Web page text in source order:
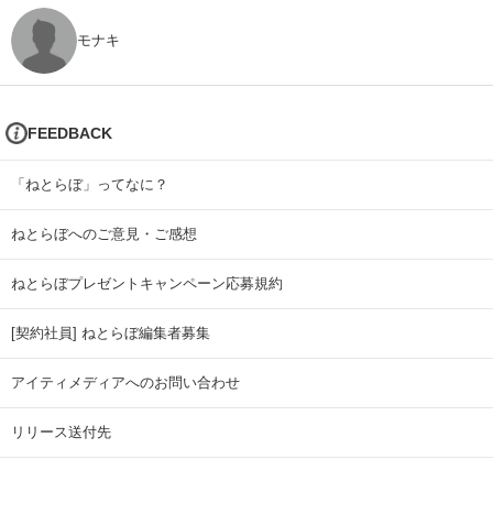
モナキ
FEEDBACK
「ねとらぼ」ってなに？
ねとらぼへのご意見・ご感想
ねとらぼプレゼントキャンペーン応募規約
[契約社員] ねとらぼ編集者募集
アイティメディアへのお問い合わせ
リリース送付先